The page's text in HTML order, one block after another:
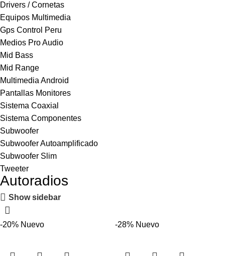
Drivers / Cornetas
Equipos Multimedia
Gps Control Peru
Medios Pro Audio
Mid Bass
Mid Range
Multimedia Android
Pantallas Monitores
Sistema Coaxial
Sistema Componentes
Subwoofer
Subwoofer Autoamplificado
Subwoofer Slim
Tweeter
Autoradios
Show sidebar
-20% Nuevo -28% Nuevo